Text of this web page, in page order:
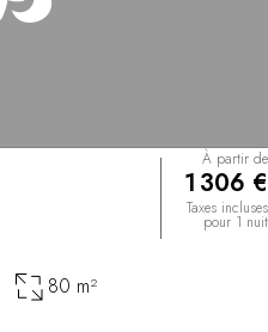
À partir de
1 306 €
Taxes incluses
pour 1 nuit
80 m²